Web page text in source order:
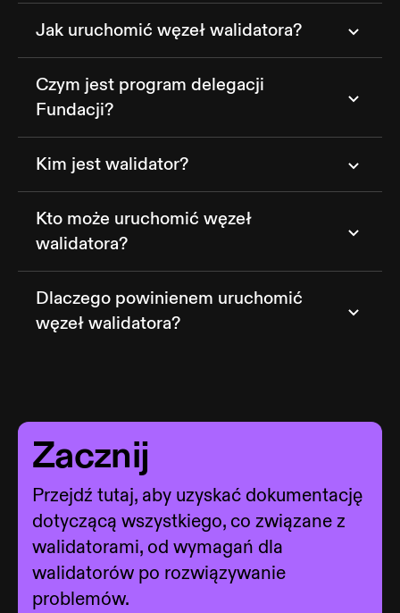
Jak uruchomić węzeł walidatora?
Czym jest program delegacji
Fundacji?
Kim jest walidator?
Kto może uruchomić węzeł
walidatora?
Dlaczego powinienem uruchomić
węzeł walidatora?
Zacznij
Przejdź tutaj, aby uzyskać dokumentację
dotyczącą wszystkiego, co związane z
walidatorami, od wymagań dla
walidatorów po rozwiązywanie
problemów.